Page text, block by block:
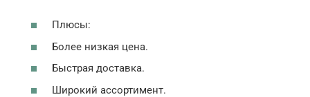
Плюсы:
Более низкая цена.
Быстрая доставка.
Широкий ассортимент.